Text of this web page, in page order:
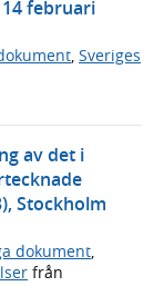
februari
Sveriges
av det i
Stockholm
dokument,
från